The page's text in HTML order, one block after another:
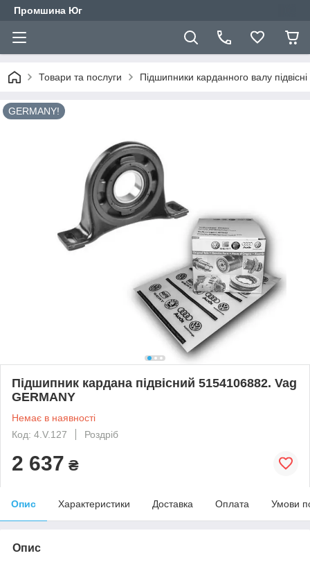
Промшина Юг
Товари та послуги Підшипники карданного валу підвісні
GERMANY!
Підшипник кардана підвісний 5154106882. Vag
GERMANY
Немає в наявності
Код: 4.V.127
Роздріб
2 637 ₴
Опис Характеристики Доставка Оплата Умови
Опис